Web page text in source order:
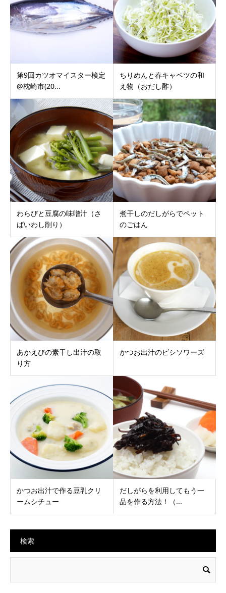
第9回カツオマイスター検定
@枕崎市(20...
ちりめんと春キャベツの和
え物（おだし酢）
わらびと豆腐の味噌汁（さ
ばいわし削り）
煮干しのだしがらでペット
のごはん
あかえびの素干し出汁の取
り方
かつお出汁のビシソワーズ
かつお出汁で作る豆乳クリ
ームシチュー
だしがらを利用してもう一
品を作る方法！（...
検索